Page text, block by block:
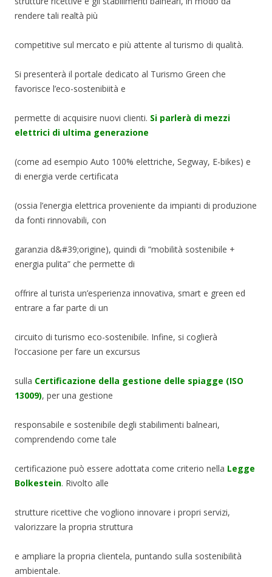
rendere tali realtà più
competitive sul mercato e più attente al turismo di qualità.
Si presenterà il portale dedicato al Turismo Green che
favorisce l’eco-sostenibiità e
permette di acquisire nuovi clienti. Si parlerà di mezzi
elettrici di ultima generazione
(come ad esempio Auto 100% elettriche, Segway, E-bikes) e
di energia verde certificata
(ossia l’energia elettrica proveniente da impianti di produzione
da fonti rinnovabili, con
garanzia d&#39;origine), quindi di “mobilità sostenibile +
energia pulita” che permette di
offrire al turista un’esperienza innovativa, smart e green ed
entrare a far parte di un
circuito di turismo eco-sostenibile. Infine, si coglierà
l’occasione per fare un excursus
sulla Certificazione della gestione delle spiagge (ISO
13009), per una gestione
responsabile e sostenibile degli stabilimenti balneari,
comprendendo come tale
certificazione può essere adottata come criterio nella Legge
Bolkestein. Rivolto alle
strutture ricettive che vogliono innovare i propri servizi,
valorizzare la propria struttura
e ampliare la propria clientela, puntando sulla sostenibilità
ambientale.